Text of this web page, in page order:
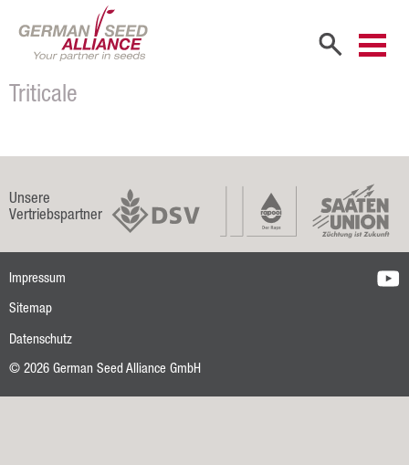
Triticale
Unsere
Vertriebspartner
Impressum
Sitemap
Datenschutz
© 2026 German Seed Alliance GmbH
Gesellschafter
Vertriebspartner
Produkte